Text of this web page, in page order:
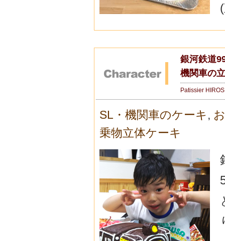
銀河鉄道
機関車の
Patissier
SL・機関車のケーキ ,
乗物立体ケーキ